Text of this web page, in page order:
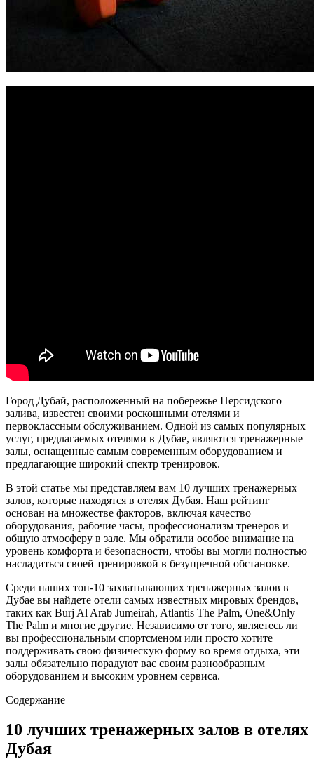
Город Дубай, расположенный на побережье Персидского
залива, известен своими роскошными отелями и
первоклассным обслуживанием. Одной из самых популярных
услуг, предлагаемых отелями в Дубае, являются тренажерные
залы, оснащенные самым современным оборудованием и
предлагающие широкий спектр тренировок.
В этой статье мы представляем вам 10 лучших тренажерных
залов, которые находятся в отелях Дубая. Наш рейтинг
основан на множестве факторов, включая качество
оборудования, рабочие часы, профессионализм тренеров и
общую атмосферу в зале. Мы обратили особое внимание на
уровень комфорта и безопасности, чтобы вы могли полностью
насладиться своей тренировкой в безупречной обстановке.
Среди наших топ-10 захватывающих тренажерных залов в
Дубае вы найдете отели самых известных мировых брендов,
таких как Burj Al Arab Jumeirah, Atlantis The Palm, One&Only
The Palm и многие другие. Независимо от того, являетесь ли
вы профессиональным спортсменом или просто хотите
поддерживать свою физическую форму во время отдыха, эти
залы обязательно порадуют вас своим разнообразным
оборудованием и высоким уровнем сервиса.
Содержание
10 лучших тренажерных залов в отелях
Дубая